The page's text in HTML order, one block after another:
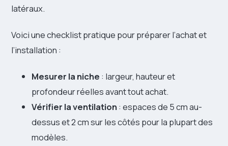
latéraux.
Voici une checklist pratique pour préparer l’achat et
l’installation :
Mesurer la niche : largeur, hauteur et
profondeur réelles avant tout achat.
Vérifier la ventilation : espaces de 5 cm au-
dessus et 2 cm sur les côtés pour la plupart des
modèles.